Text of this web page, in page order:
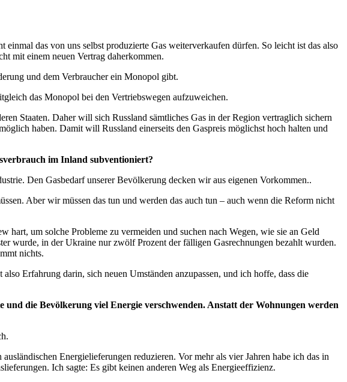
das von uns selbst produzierte Gas weiterverkaufen dürfen. So leicht ist das also
mit einem neuen Vertrag daherkommen.
und dem Verbraucher ein Monopol gibt.
das Monopol bei den Vertriebswegen aufzuweichen.
Staaten. Daher will sich Russland sämtliches Gas in der Region vertraglich sichern
haben. Damit will Russland einerseits den Gaspreis möglichst hoch halten und
im Inland subventioniert?
Den Gasbedarf unserer Bevölkerung decken wir aus eigenen Vorkommen..
Aber wir müssen das tun und werden das auch tun – auch wenn die Reform nicht
um solche Probleme zu vermeiden und suchen nach Wegen, wie sie an Geld
wurde, in der Ukraine nur zwölf Prozent der fälligen Gasrechnungen bezahlt wurden.
nichts.
Erfahrung darin, sich neuen Umständen anzupassen, und ich hoffe, dass die
die Bevölkerung viel Energie verschwenden. Anstatt der Wohnungen werden
Energielieferungen reduzieren. Vor mehr als vier Jahren habe ich das in
Ich sagte: Es gibt keinen anderen Weg als Energieeffizienz.